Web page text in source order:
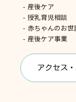
産後ケア
授乳育児相談
赤ちゃんのお
産後ケア事業
アクセス